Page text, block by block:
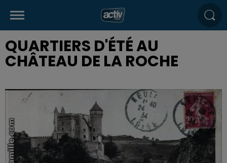
QUARTIERS D'ÉTÉ AU
CHÂTEAU DE LA ROCHE